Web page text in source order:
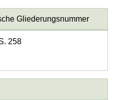
Gliederungsnummer
258